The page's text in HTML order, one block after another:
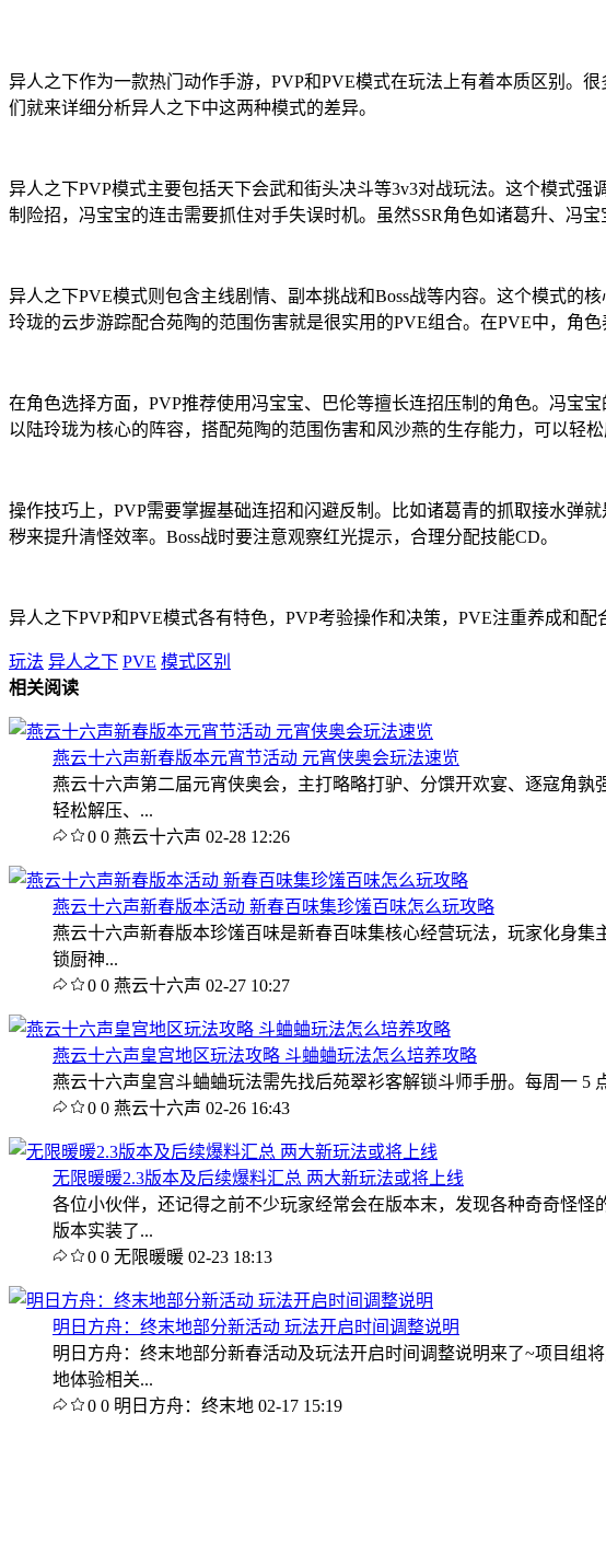
异人之下作为一款热门动作手游，PVP和PVE模式在玩法上有着本质区别。
们就来详细分析异人之下中这两种模式的差异。
异人之下PVP模式主要包括天下会武和街头决斗等3v3对战玩法。这个模式
制险招，冯宝宝的连击需要抓住对手失误时机。虽然SSR角色如诸葛升、冯
异人之下PVE模式则包含主线剧情、副本挑战和Boss战等内容。这个模式的
玲珑的云步游踪配合苑陶的范围伤害就是很实用的PVE组合。在PVE中，角
在角色选择方面，PVP推荐使用冯宝宝、巴伦等擅长连招压制的角色。冯宝
以陆玲珑为核心的阵容，搭配苑陶的范围伤害和风沙燕的生存能力，可以轻松
操作技巧上，PVP需要掌握基础连招和闪避反制。比如诸葛青的抓取接水弹
秽来提升清怪效率。Boss战时要注意观察红光提示，合理分配技能CD。
异人之下PVP和PVE模式各有特色，PVP考验操作和决策，PVE注重养成和
玩法 异人之下 PVE 模式区别
相关阅读
燕云十六声新春版本元宵节活动 元宵侠奥会玩法速览
燕云十六声第二届元宵侠奥会，主打略略打驴、分馔开欢宴、逐寇角
轻松解压、...
0 0 燕云十六声 02-28 12:26
燕云十六声新春版本活动 新春百味集珍馐百味怎么玩攻略
燕云十六声新春版本珍馐百味是新春百味集核心经营玩法，玩家化身
锁厨神...
0 0 燕云十六声 02-27 10:27
燕云十六声皇宫地区玩法攻略 斗蛐蛐玩法怎么培养攻略
燕云十六声皇宫斗蛐蛐玩法需先找后苑翠衫客解锁斗师手册。每周一 5
0 0 燕云十六声 02-26 16:43
无限暖暖2.3版本及后续爆料汇总 两大新玩法或将上线
各位小伙伴，还记得之前不少玩家经常会在版本末，发现各种奇奇怪
版本实装了...
0 0 无限暖暖 02-23 18:13
明日方舟：终末地部分新活动 玩法开启时间调整说明
明日方舟：终末地部分新春活动及玩法开启时间调整说明来了~项目组
地体验相关...
0 0 明日方舟：终末地 02-17 15:19